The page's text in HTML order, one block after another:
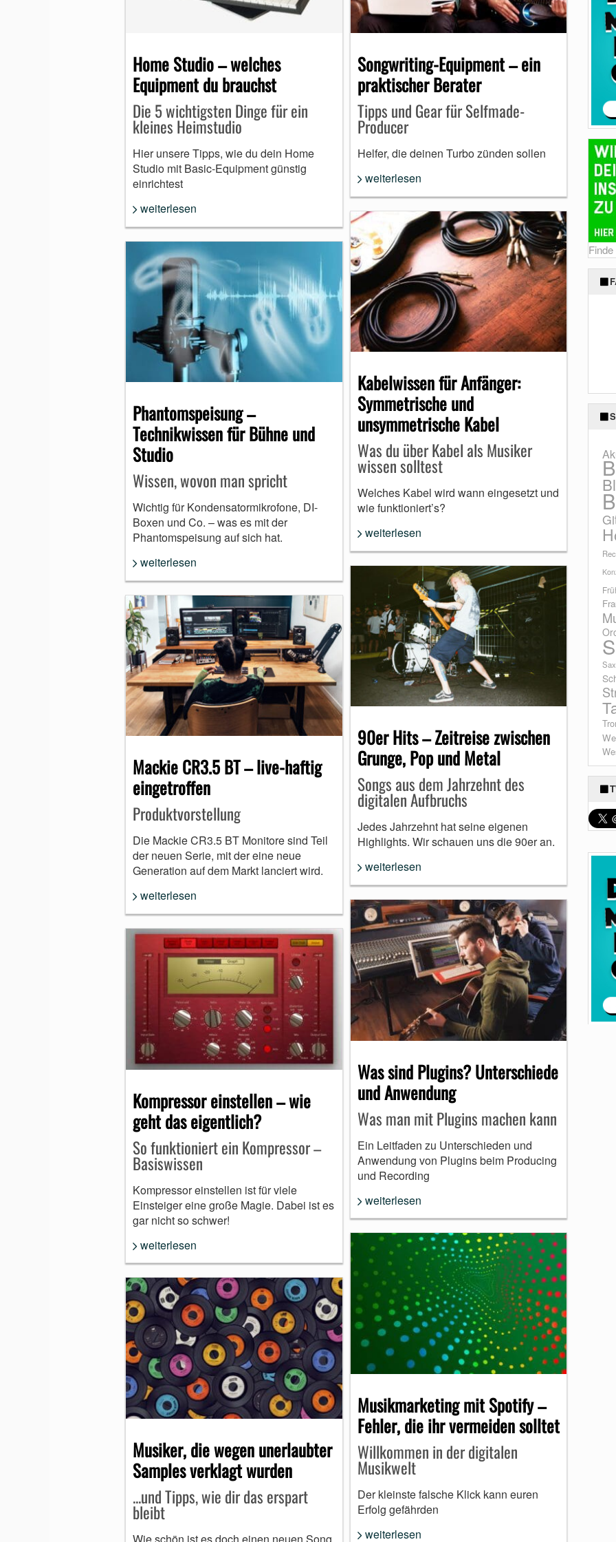
Home Studio – welches
Equipment du brauchst
Die 5 wichtigsten Dinge für ein
kleines Heimstudio
Hier unsere Tipps, wie du dein Home
Studio mit Basic-Equipment günstig
einrichtest
weiterlesen
Phantomspeisung –
Technikwissen für Bühne und
Studio
Wissen, wovon man spricht
Wichtig für Kondensatormikrofone, DI-
Boxen und Co. – was es mit der
Phantomspeisung auf sich hat.
weiterlesen
Mackie CR3.5 BT – live-haftig
eingetroffen
Produktvorstellung
Die Mackie CR3.5 BT Monitore sind Teil
der neuen Serie, mit der eine neue
Generation auf dem Markt lanciert wird.
weiterlesen
Kompressor einstellen – wie
geht das eigentlich?
So funktioniert ein Kompressor –
Basiswissen
Kompressor einstellen ist für viele
Einsteiger eine große Magie. Dabei ist es
gar nicht so schwer!
weiterlesen
Musiker, die wegen unerlaubter
Samples verklagt wurden
...und Tipps, wie dir das erspart
bleibt
Songwriting-Equipment – ein
praktischer Berater
Tipps und Gear für Selfmade-
Producer
Helfer, die deinen Turbo zünden sollen
weiterlesen
Kabelwissen für Anfänger:
Symmetrische und
unsymmetrische Kabel
Was du über Kabel als Musiker
wissen solltest
Welches Kabel wird wann eingesetzt und
wie funktioniert’s?
weiterlesen
90er Hits – Zeitreise zwischen
Grunge, Pop und Metal
Songs aus dem Jahrzehnt des
digitalen Aufbruchs
Jedes Jahrzehnt hat seine eigenen
Highlights. Wir schauen uns die 90er an.
weiterlesen
Was sind Plugins? Unterschiede
und Anwendung
Was man mit Plugins machen kann
Ein Leitfaden zu Unterschieden und
Anwendung von Plugins beim Producing
und Recording
weiterlesen
Musikmarketing mit Spotify –
Fehler, die ihr vermeiden solltet
Willkommen in der digitalen
Musikwelt
Der kleinste falsche Klick kann euren
Erfolg gefährden
weiterlesen